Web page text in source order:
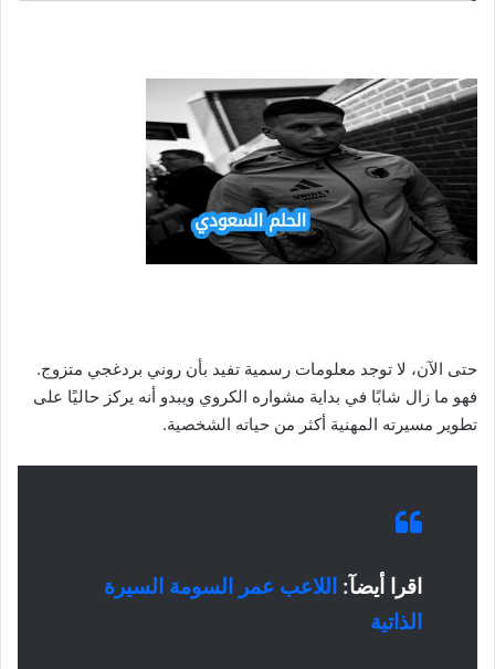
حتى الآن، لا توجد معلومات رسمية تفيد بأن روني بردغجي متزوج.
فهو ما زال شابًا في بداية مشواره الكروي ويبدو أنه يركز حاليًا على
تطوير مسيرته المهنية أكثر من حياته الشخصية.
اقرا أيضآ: اللاعب عمر السومة السيرة
الذاتية